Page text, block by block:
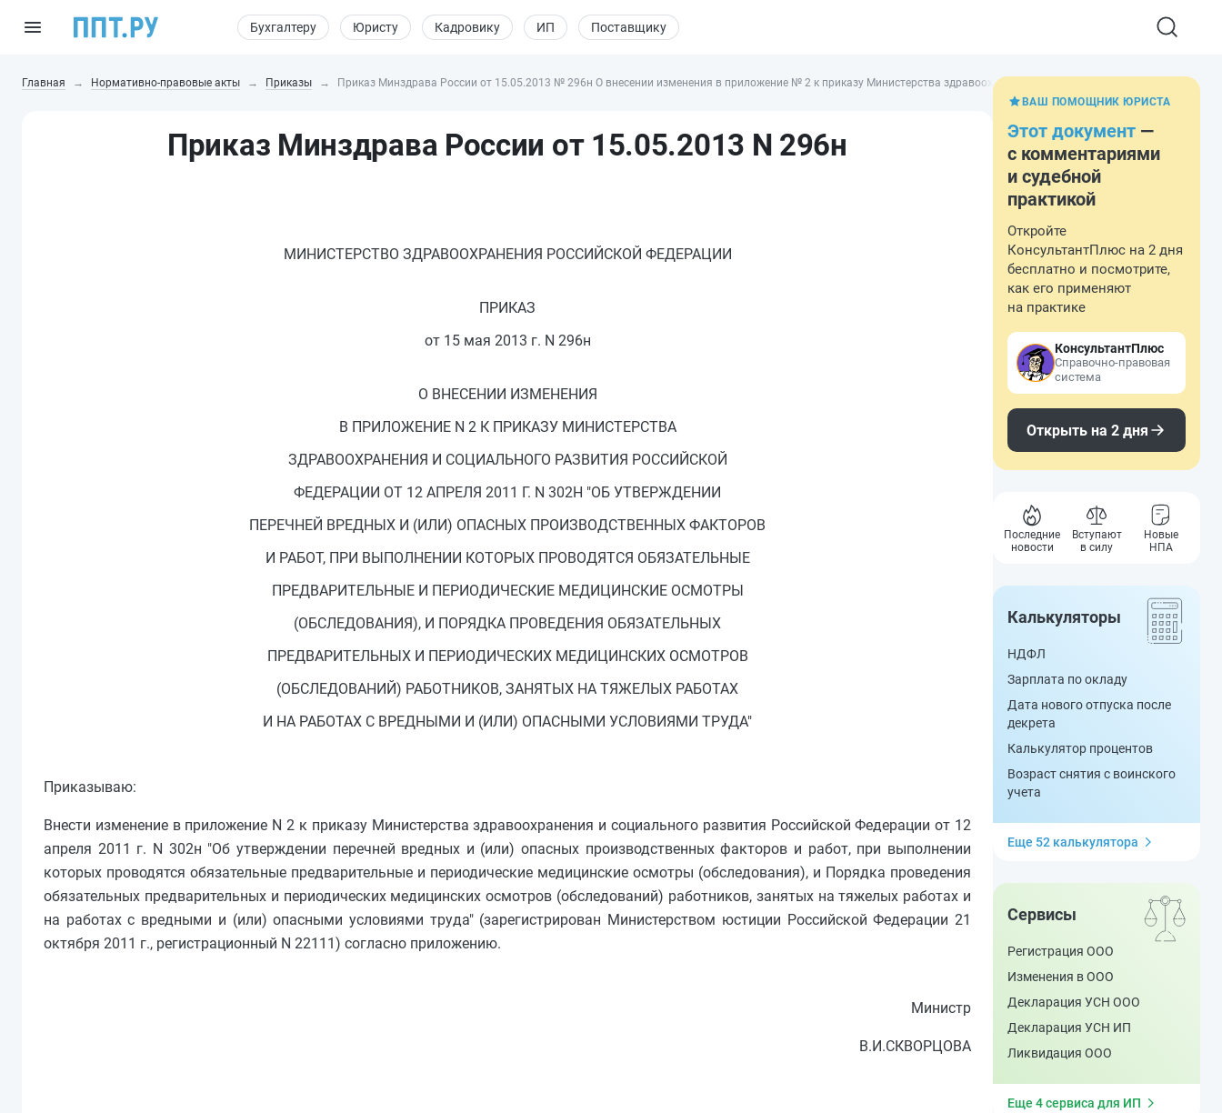
Бухгалтеру Юристу Кадровику ИП Поставщику
Главная Нормативно-правовые акты Приказы Приказ Минздрава России от 15.05.2013 № 296н О внесении изменения в приложение № 2 к приказу Министерства здравоохранения и социального развития
Приказ Минздрава России от 15.05.2013 N 296н
МИНИСТЕРСТВО ЗДРАВООХРАНЕНИЯ РОССИЙСКОЙ ФЕДЕРАЦИИ
ПРИКАЗ
от 15 мая 2013 г. N 296н
О ВНЕСЕНИИ ИЗМЕНЕНИЯ
В ПРИЛОЖЕНИЕ N 2 К ПРИКАЗУ МИНИСТЕРСТВА
ЗДРАВООХРАНЕНИЯ И СОЦИАЛЬНОГО РАЗВИТИЯ РОССИЙСКОЙ
ФЕДЕРАЦИИ ОТ 12 АПРЕЛЯ 2011 Г. N 302Н "ОБ УТВЕРЖДЕНИИ
ПЕРЕЧНЕЙ ВРЕДНЫХ И (ИЛИ) ОПАСНЫХ ПРОИЗВОДСТВЕННЫХ ФАКТОРОВ
И РАБОТ, ПРИ ВЫПОЛНЕНИИ КОТОРЫХ ПРОВОДЯТСЯ ОБЯЗАТЕЛЬНЫЕ
ПРЕДВАРИТЕЛЬНЫЕ И ПЕРИОДИЧЕСКИЕ МЕДИЦИНСКИЕ ОСМОТРЫ
(ОБСЛЕДОВАНИЯ), И ПОРЯДКА ПРОВЕДЕНИЯ ОБЯЗАТЕЛЬНЫХ
ПРЕДВАРИТЕЛЬНЫХ И ПЕРИОДИЧЕСКИХ МЕДИЦИНСКИХ ОСМОТРОВ
(ОБСЛЕДОВАНИЙ) РАБОТНИКОВ, ЗАНЯТЫХ НА ТЯЖЕЛЫХ РАБОТАХ
И НА РАБОТАХ С ВРЕДНЫМИ И (ИЛИ) ОПАСНЫМИ УСЛОВИЯМИ ТРУДА"
Приказываю:
Внести изменение в приложение N 2 к приказу Министерства здравоохранения и социального развития Российской Федерации от 12
апреля 2011 г. N 302н "Об утверждении перечней вредных и (или) опасных производственных факторов и работ, при выполнении
которых проводятся обязательные предварительные и периодические медицинские осмотры (обследования), и Порядка проведения
обязательных предварительных и периодических медицинских осмотров (обследований) работников, занятых на тяжелых работах и
на работах с вредными и (или) опасными условиями труда" (зарегистрирован Министерством юстиции Российской Федерации 21
октября 2011 г., регистрационный N 22111) согласно приложению.
Министр
В.И.СКВОРЦОВА
ВАШ ПОМОЩНИК ЮРИСТА
Этот документ —
с комментариями
и судебной
практикой
Откройте
КонсультантПлюс на 2 дня
бесплатно и посмотрите,
как его применяют
на практике
КонсультантПлюс
Справочно-правовая
система
Открыть на 2 дня
Последние
новости
Вступают
в силу
Новые
НПА
Калькуляторы
НДФЛ
Зарплата по окладу
Дата нового отпуска после
декрета
Калькулятор процентов
Возраст снятия с воинского
учета
Еще 52 калькулятора
Сервисы
Регистрация ООО
Изменения в ООО
Декларация УСН ООО
Декларация УСН ИП
Ликвидация ООО
Еще 4 сервиса для ИП